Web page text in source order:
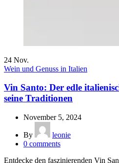
24 Nov.
Wein und Genuss in Italien
Vin Santo: Der edle
seine Traditionen
November 5, 2024
By
leonie
0 comments
Entdecke den faszinierenden Vin